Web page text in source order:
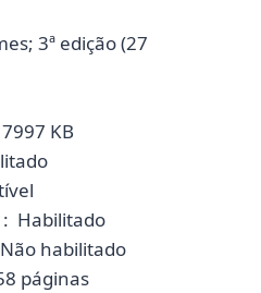
do arquivo ‏ : ‎ 7997 KB
: ‎ Habilitado
Configuração de fonte ‏ : ‎ Habilitado
de vocabulário ‏ : ‎ Não habilitado
de páginas ‏ : ‎ 58 páginas